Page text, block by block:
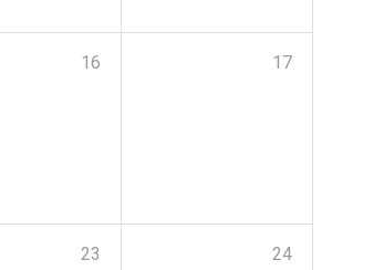
16 17
23 24